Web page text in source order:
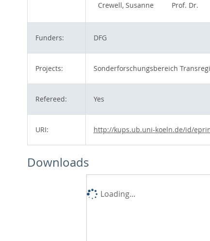
Crewell, Susanne
Prof. Dr.
Funders: DFG
Projects: Sonderforschungsbereich
Refereed: Yes
URI: http://kups.ub.uni-koeln.de/id/
Downloads
Loading...